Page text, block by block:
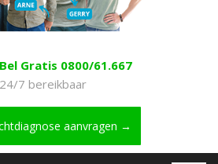
Bel Gratis 0800/61.667
24/7 bereikbaar
aanvragen →